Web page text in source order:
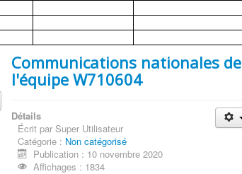
Communications nationales de
l'équipe W710604
Détails
Écrit parSuper Utilisateur
Catégorie : Non catégorisé
Publication : 10 novembre 2020
Affichages : 1834